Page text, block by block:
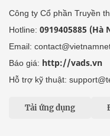
Công ty Cổ phần Truyền
Hotline: 0919405885 (Hà
Email:
Báo giá: http://vads.vn
Hỗ trợ kỹ thuật:
Tải ứng dụng